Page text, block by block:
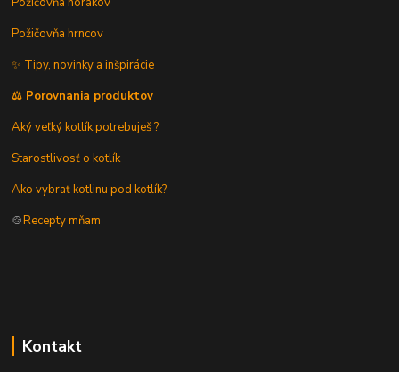
Požičovňa hrncov
✨ Tipy, novinky a inšpirácie
⚖️ Porovnania produktov
Aký veľký kotlík potrebuješ ?
Starostlivosť o kotlík
Ako vybrať kotlinu pod kotlík?
🍲Recepty mňam
Kontakt